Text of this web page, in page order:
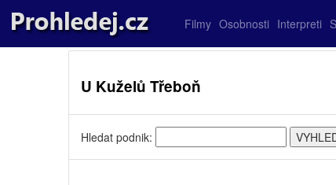
Filmy Osobnosti Interpreti
U Kuželů Třeboň
Hledat podnik: